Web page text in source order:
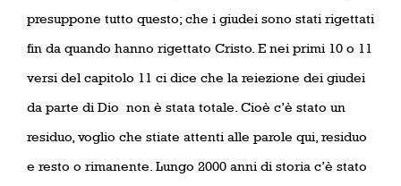
presuppone tutto questo; che i giudei sono stati rigettati
fin da quando hanno rigettato Cristo. E nei primi 10 o 11
versi del capitolo 11 ci dice che la reiezione dei giudei
da parte di Dio non è stata totale. Cioè c’è stato un
residuo, voglio che stiate attenti alle parole qui, residuo
e resto o rimanente. Lungo 2000 anni di storia c’è stato